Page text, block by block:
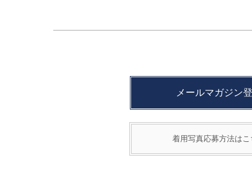
メールマガジン
着用写真応募方法はこ